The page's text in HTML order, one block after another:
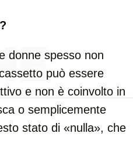
donne spesso non
può essere
e non è coinvolto in
o semplicemente
stato di «nulla», che